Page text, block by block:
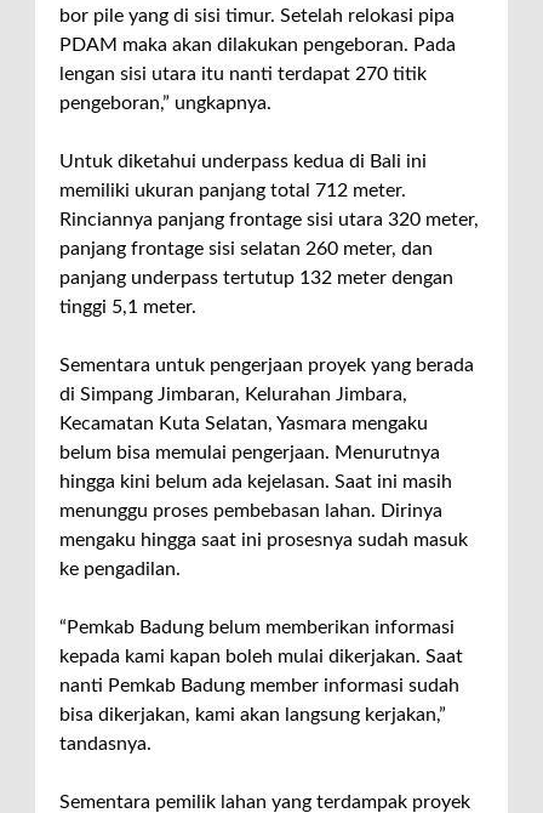
bor pile yang di sisi timur. Setelah relokasi pipa
PDAM maka akan dilakukan pengeboran. Pada
lengan sisi utara itu nanti terdapat 270 titik
pengeboran,” ungkapnya.
Untuk diketahui underpass kedua di Bali ini
memiliki ukuran panjang total 712 meter.
Rinciannya panjang frontage sisi utara 320 meter,
panjang frontage sisi selatan 260 meter, dan
panjang underpass tertutup 132 meter dengan
tinggi 5,1 meter.
Sementara untuk pengerjaan proyek yang berada
di Simpang Jimbaran, Kelurahan Jimbara,
Kecamatan Kuta Selatan, Yasmara mengaku
belum bisa memulai pengerjaan. Menurutnya
hingga kini belum ada kejelasan. Saat ini masih
menunggu proses pembebasan lahan. Dirinya
mengaku hingga saat ini prosesnya sudah masuk
ke pengadilan.
“Pemkab Badung belum memberikan informasi
kepada kami kapan boleh mulai dikerjakan. Saat
nanti Pemkab Badung member informasi sudah
bisa dikerjakan, kami akan langsung kerjakan,”
tandasnya.
Sementara pemilik lahan yang terdampak proyek